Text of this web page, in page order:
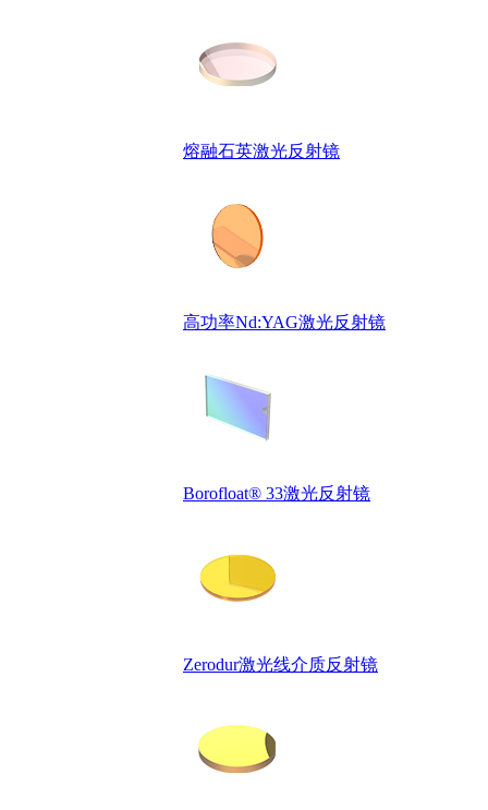
熔融石英激光反射镜
高功率Nd:YAG激光反射镜
Borofloat® 33激光反射镜
Zerodur激光线介质反射镜